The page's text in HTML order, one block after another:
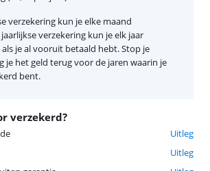
verzekerd?
Uitleg
Uitleg
verzekering kun je elke maand
verzekering kun je elk jaar
je al vooruit betaald hebt. Stop je
je het geld terug voor de jaren waarin je
bent.